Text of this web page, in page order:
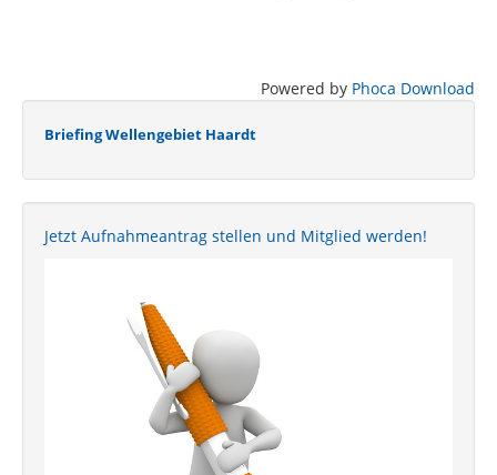
Mitglied werden
Mitgliederportal
Download
Satzung
DSV im Dialog
Öffentliche Segelflugsektoren
Powered by Phoca Download
Briefing Wellengebiet Haardt
Jetzt Aufnahmeantrag stellen und Mitglied werden!